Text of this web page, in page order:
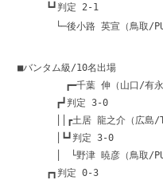
┗┛判定 2-1
└─後小路 英宣（鳥取/
■バンタム級/10名出場
┏━千葉 伸（山口/有永
┏┛判定 3-0
││┏土居 龍之介（広島/TK
│┗┛判定 3-0
│ └野津 暁彦（鳥取/
┏┓判定 0-3